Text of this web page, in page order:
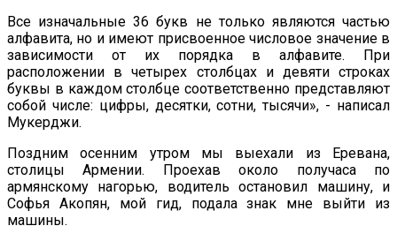
Все изначальные 36 букв не только являются частью
алфавита, но и имеют присвоенное числовое значение в
зависимости от их порядка в алфавите. При
расположении в четырех столбцах и девяти строках
буквы в каждом столбце соответственно представляют
собой числе: цифры, десятки, сотни, тысячи», - написал
Мукерджи.
Поздним осенним утром мы выехали из Еревана,
столицы Армении. Проехав около получаса по
армянскому нагорью, водитель остановил машину, и
Софья Акопян, мой гид, подала знак мне выйти из
машины.